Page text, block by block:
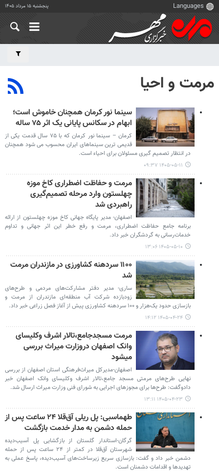
پنجشنبه ۱۵ مرداد ۱۴۰۵
مرمت و احیا
سینما نور کرمان همچنان خاموش است؛
ابهام در سکانس پایانی یک اثر ۷۵ ساله
کرمان – سینما نور کرمان که با ۷۵ سال قدمت یکی از
قدیمی ترین سینماهای ایران محسوب می شود همچنان
در انتظار تصمیم گیری مسئولان برای احیاء است.
۱۴۰۵-۰۵-۱۱ ۰۹:۳۷
مرمت و حفاظت اضطراری کاخ موزه
چهلستون وارد مرحله تصمیم‌گیری
راهبردی شد
اصفهان- مدیر پایگاه جهانی کاخ موزه چهلستون از ارائه
برنامه جامع حفاظت اضطراری، مرمت و رفع خطر این اثر جهانی و تداوم
خدمات‌رسانی به گردشگران خبر داد.
۱۴۰۵-۰۵-۱۰ ۱۳:۰۶
۱۱۰۰ سردهنه کشاورزی در مازندران مرمت
شد
ساری- مدیر دفتر مشارکت‌های مردمی و طرح‌های
زودبازده شرکت آب منطقه‌ای مازندران از مرمت و
بازسازی حدود یک‌هزار و ۱۰۰ سردهنه کشاورزی پیش از آغاز فصل زراعی خبر داد.
۱۴۰۵-۰۴-۲۴ ۱۴:۱۲
مرمت مسجدجامع،تالار اشرف وکلیسای
وانک اصفهان دروزارت میراث بررسی
میشود
اصفهان-مدیرکل میراث‌فرهنگی استان اصفهان از بررسی
نهایی طرح‌های مرمتی مسجد جامع،تالار اشرف وکلیسای وانک اصفهان خبر
دادوگفت: طرح‌ها برای مجوزهای اجرایی به شورای فنی وزارت میراث ارسال شد.
۱۴۰۵-۰۴-۲۳ ۱۳:۱۱
طهماسبی: پل ریلی آق‌قلا ۲۴ ساعت پس از
حمله دشمن به مدار خدمت بازگشت
گرگان-استاندار گلستان از بازگشایی پل آسیب‌دیده
شهرستان آق‌قلا در کمتر از ۲۴ ساعت پس از حمله
دشمن خبر داد و گفت: بازسازی سریع زیرساخت‌های آسیب‌دیده، پاسخ عملی به
تهدیدها و اقدامات دشمنان است.